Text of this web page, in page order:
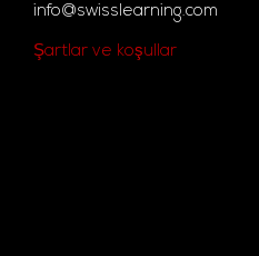
info@swisslearning.com
Şartlar ve koşullar